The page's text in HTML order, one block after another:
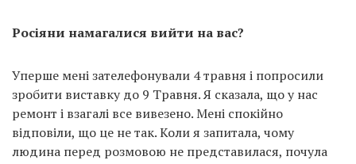
Росіяни намагалися вийти на вас?
Уперше мені зателефонували 4 травня і попросили
зробити виставку до 9 Травня. Я сказала, що у нас
ремонт і взагалі все вивезено. Мені спокійно
відповіли, що це не так. Коли я запитала, чому
людина перед розмовою не представилася, почула